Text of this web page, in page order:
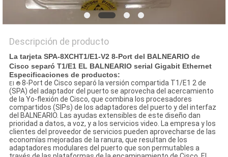
PRIVACIDAD
Descripción de producto
La tarjeta SPA-8XCHT1/E1-V2 8-Port del BALNEARIO de
Cisco separó T1/E1 EL BALNEARIO serial Gigabit Ethernet
Especificaciones de productos:
El ®8-Port de Cisco separó la versión compartida T1/E1 2 de
(SPA) del adaptador del puerto se aprovecha del acercamiento
de la Yo-flexión de Cisco, que combina los procesadores
compartidos (SIPs) de los adaptadores del puerto y del interfaz
del BALNEARIO. Las ayudas extensibles de este diseño dan
prioridad a datos, a voz, y a los servicios video. La empresa y los
clientes del proveedor de servicios pueden aprovecharse de las
economías mejoradas de la ranura, que resultan de los
adaptadores modulares del puerto que son permutables a